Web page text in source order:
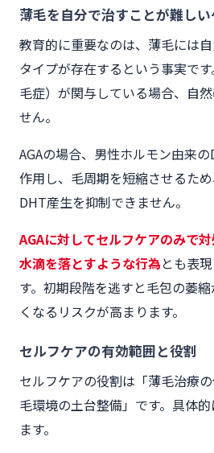
薄毛を自分で治すことが難しい
教育的に重要なのは、薄毛には
タイプが存在するという事実で
毛症）が関与している場合、自
せん。
AGAの場合、男性ホルモン由来
作用し、毛周期を短縮させるた
DHT産生を抑制できません。
AGAに対してセルフケアのみで
水滴を落とすような行為とも表
す。初期段階を逃すと毛包の萎
くなるリスクが高まります。
セルフケアの有効範囲と役割
セルフケアの役割は「薄毛治療
毛環境の土台整備」です。具体
ます。